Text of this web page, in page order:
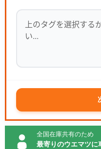
全国在庫共有のため
最寄りのウエマツに